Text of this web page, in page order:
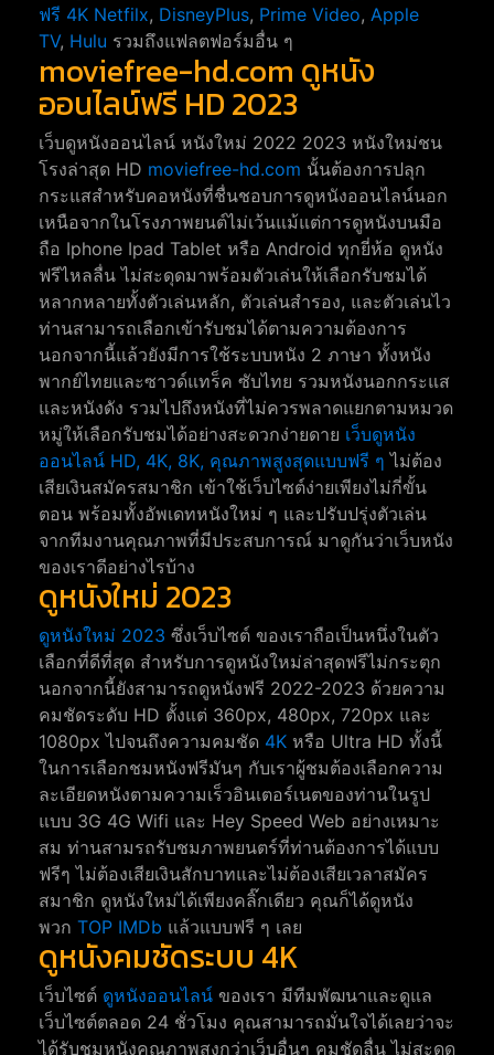
ฟรี 4K Netfilx, DisneyPlus, Prime Video, Apple
TV, Hulu รวมถึงแฟลตฟอร์มอื่น ๆ
moviefree-hd.com ดูหนัง
ออนไลน์ฟรี HD 2023
เว็บดูหนังออนไลน์ หนังใหม่ 2022 2023 หนังใหม่ชน
โรงล่าสุด HD moviefree-hd.com นั้นต้องการปลุก
กระแสสำหรับคอหนังที่ชื่นชอบการดูหนังออนไลน์นอก
เหนือจากในโรงภาพยนต์ไม่เว้นแม้แต่การดูหนังบนมือ
ถือ Iphone Ipad Tablet หรือ Android ทุกยี่ห้อ ดูหนัง
ฟรีไหลลื่น ไม่สะดุดมาพร้อมตัวเล่นให้เลือกรับชมได้
หลากหลายทั้งตัวเล่นหลัก, ตัวเล่นสำรอง, และตัวเล่นไว
ท่านสามารถเลือกเข้ารับชมได้ตามความต้องการ
นอกจากนี้แล้วยังมีการใช้ระบบหนัง 2 ภาษา ทั้งหนัง
พากย์ไทยและซาวด์แทร็ค ซับไทย รวมหนังนอกกระแส
และหนังดัง รวมไปถึงหนังที่ไม่ควรพลาดแยกตามหมวด
หมู่ให้เลือกรับชมได้อย่างสะดวกง่ายดาย เว็บดูหนัง
ออนไลน์ HD, 4K, 8K, คุณภาพสูงสุดแบบฟรี ๆ ไม่ต้อง
เสียเงินสมัครสมาชิก เข้าใช้เว็บไซต์ง่ายเพียงไม่กี่ขั้น
ตอน พร้อมทั้งอัพเดทหนังใหม่ ๆ และปรับปรุ่งตัวเล่น
จากทีมงานคุณภาพที่มีประสบการณ์ มาดูกันว่าเว็บหนัง
ของเราดีอย่างไรบ้าง
ดูหนังใหม่ 2023
ดูหนังใหม่ 2023 ซึ่งเว็บไซต์ ของเราถือเป็นหนึ่งในตัว
เลือกที่ดีที่สุด สำหรับการดูหนังใหม่ล่าสุดฟรีไม่กระตุก
นอกจากนี้ยังสามารถดูหนังฟรี 2022-2023 ด้วยความ
คมชัดระดับ HD ตั้งแต่ 360px, 480px, 720px และ
1080px ไปจนถึงความคมชัด 4K หรือ Ultra HD ทั้งนี้
ในการเลือกชมหนังฟรีมันๆ กับเราผู้ชมต้องเลือกความ
ละเอียดหนังตามความเร็วอินเตอร์เนตของท่านในรูป
แบบ 3G 4G Wifi และ Hey Speed Web อย่างเหมาะ
สม ท่านสามรถรับชมภาพยนตร์ที่ท่านต้องการได้แบบ
ฟรีๆ ไม่ต้องเสียเงินสักบาทและไม่ต้องเสียเวลาสมัคร
สมาชิก ดูหนังใหม่ได้เพียงคลิ๊กเดียว คุณก็ได้ดูหนัง
พวก TOP IMDb แล้วแบบฟรี ๆ เลย
ดูหนังคมชัดระบบ 4K
เว็บไซต์ ดูหนังออนไลน์ ของเรา มีทีมพัฒนาและดูแล
เว็บไซต์ตลอด 24 ชั่วโมง คุณสามารถมั่นใจได้เลยว่าจะ
ได้รับชมหนังคุณภาพสูงกว่าเว็บอื่นๆ คมชัดลื่น ไม่สะดุด